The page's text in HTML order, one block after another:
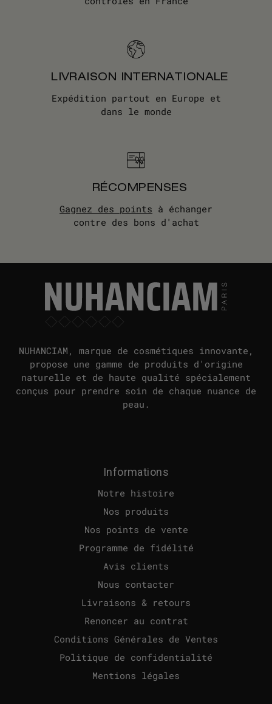
LIVRAISON INTERNATIONALE
Expédition partout en Europe et
dans le monde
RÉCOMPENSES
Gagnez des points à échanger
contre des bons d'achat
NUHANCIAM, marque de cosmétiques innovante,
propose une gamme de produits d'origine
naturelle et de haute qualité spécialement
conçus pour prendre soin de chaque nuance de
peau.
Informations
Notre histoire
Nos produits
Nos points de vente
Programme de fidélité
Avis clients
Nous contacter
Livraisons & retours
Renoncer au contrat
Conditions Générales de Ventes
Politique de confidentialité
Mentions légales